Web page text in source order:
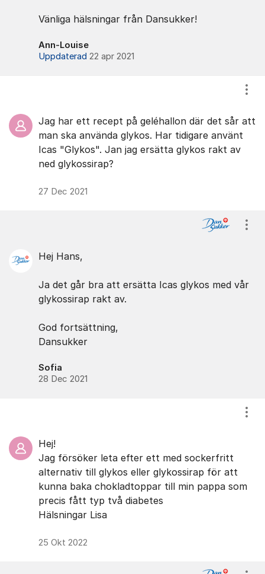
Vänliga hälsningar från Dansukker!
Ann-Louise
Uppdaterad 22 apr 2021
Jag har ett recept på geléhallon där det sår att
man ska använda glykos. Har tidigare använt
Icas "Glykos". Jan jag ersätta glykos rakt av
ned glykossirap?
27 Dec 2021
Hej Hans,
Ja det går bra att ersätta Icas glykos med vår
glykossirap rakt av.
God fortsättning,
Dansukker
Sofia
28 Dec 2021
Hej!
Jag försöker leta efter ett med sockerfritt
alternativ till glykos eller glykossirap för att
kunna baka chokladtoppar till min pappa som
precis fått typ två diabetes
Hälsningar Lisa
25 Okt 2022